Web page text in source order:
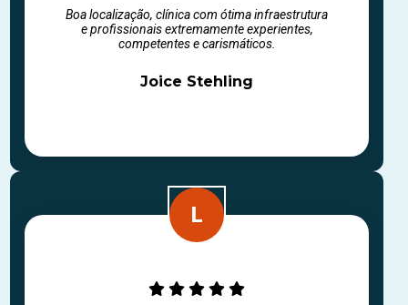
Boa localização, clínica com ótima infraestrutura
e profissionais extremamente experientes,
competentes e carismáticos.
Joice Stehling